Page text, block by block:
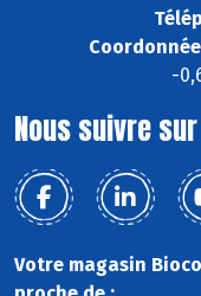
-
Nous suivre sur
Votre magasin